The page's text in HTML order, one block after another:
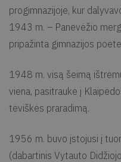
progimnazijoje, kur
1943 m. – Panevėžio
pripažinta gimnazijos
1948 m. visą šeimą
viena, pasitraukė į
tėviškės praradimą.
1956 m. buvo įstojusi į
(dabartinis Vytauto